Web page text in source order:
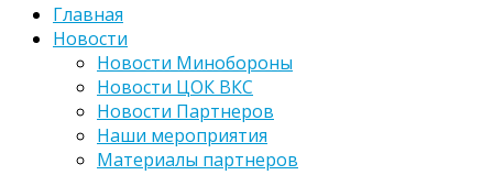
Главная
Новости
Новости Минобороны
Новости ЦОК ВКС
Новости Партнеров
Наши мероприятия
Материалы партнеров